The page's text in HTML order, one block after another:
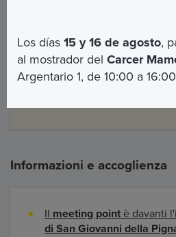
Accesso ai siti non previsti
Tutto quanto non
"Cosa include"
Informazioni e accoglienza
Il meeting point è davanti
di San Giovanni della
Los días15 y 16 de agosto,
al mostrador delCarcer
Argentario 1, de 10:00 a